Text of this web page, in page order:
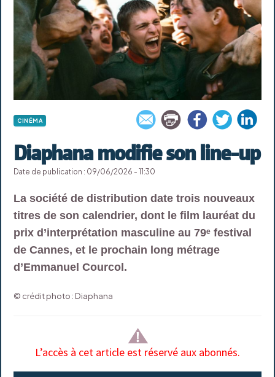
CINÉMA
Diaphana modifie son line-up
Date de publication : 09/06/2026 - 11:30
La société de distribution date trois nouveaux
titres de son calendrier, dont le film lauréat du
prix d’interprétation masculine au 79ᵉ festival
de Cannes, et le prochain long métrage
d’Emmanuel Courcol.
© crédit photo : Diaphana
L’accès à cet article est réservé aux abonnés.